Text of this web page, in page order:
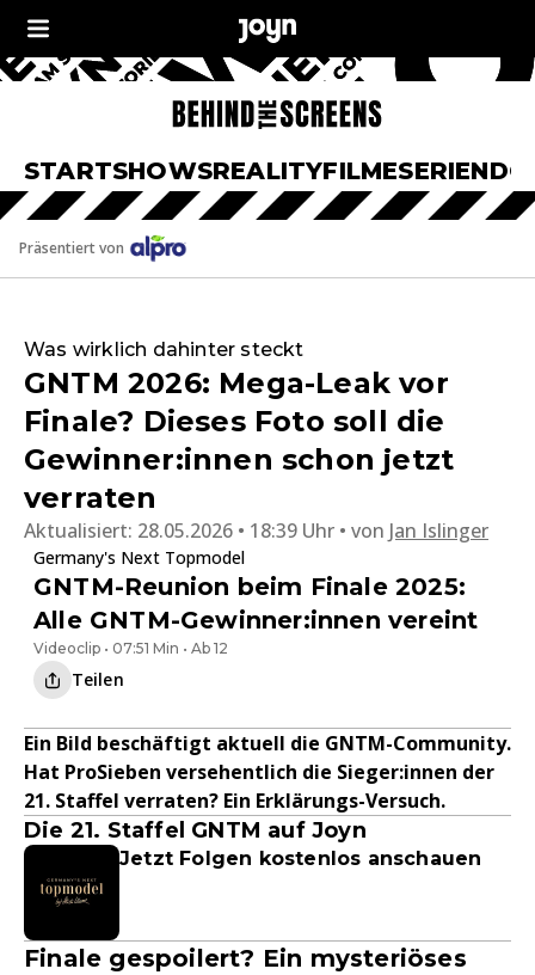
STARTSHOWSREALITYFILMESERIEN
Präsentiert von
Was wirklich dahinter steckt
GNTM 2026: Mega-Leak vor
Finale? Dieses Foto soll die
Gewinner:innen schon jetzt
verraten
Aktualisiert: 28.05.2026 • 18:39 Uhr von Jan Islinger
Germany's Next Topmodel
GNTM-Reunion beim Finale 2025:
Alle GNTM-Gewinner:innen vereint
Videoclip • 07:51 Min • Ab 12
Teilen
Ein Bild beschäftigt aktuell die GNTM-Community.
Hat ProSieben versehentlich die Sieger:innen der
21. Staffel verraten? Ein Erklärungs-Versuch.
Die 21. Staffel GNTM auf Joyn
Jetzt Folgen kostenlos anschauen
Finale gespoilert? Ein mysteriöses